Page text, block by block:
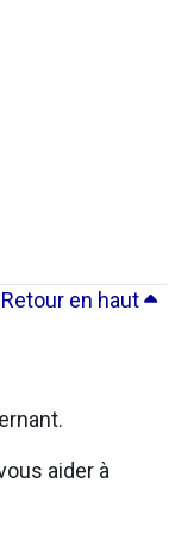
Retour en haut
aider à